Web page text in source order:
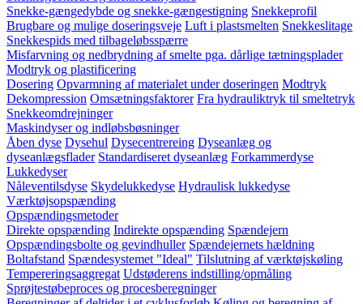
Snekke-gængedybde og snekke-gængestigning Snekkeprofil
Brugbare og mulige doseringsveje Luft i plastsmelten Snekkeslitage
Snekkespids med tilbageløbsspærre
Misfarvning og nedbrydning af smelte pga. dårlige tætningsplader
Modtryk og plastificering
Dosering Opvarmning af materialet under doseringen Modtryk
Dekompression Omsætningsfaktorer Fra hydrauliktryk til smeltetryk
Snekkeomdrejninger
Maskindyser og indløbsbøsninger
Åben dyse Dysehul Dysecentrereing Dyseanlæg og
dyseanlægsflader Standardiseret dyseanlæg Forkammerdyse
Lukkedyser
Nåleventilsdyse Skydelukkedyse Hydraulisk lukkedyse
Værktøjsopspænding
Opspændingsmetoder
Direkte opspænding Indirekte opspænding Spændejern
Opspændingsbolte og gevindhuller Spændejernets hældning
Boltafstand Spændesystemet "Ideal" Tilslutning af værktøjskøling
Tempereringsaggregat Udstøderens indstilling/opmåling
Sprøjtestøbeproces og procesberegninger